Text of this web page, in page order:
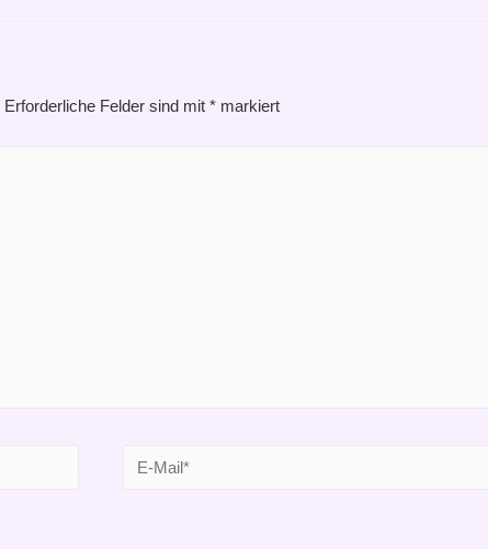
Erforderliche Felder sind mit * markiert
E-